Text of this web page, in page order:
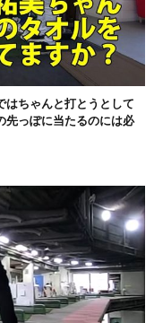
はちゃんと打とうとして
先っぽに当たるのには必